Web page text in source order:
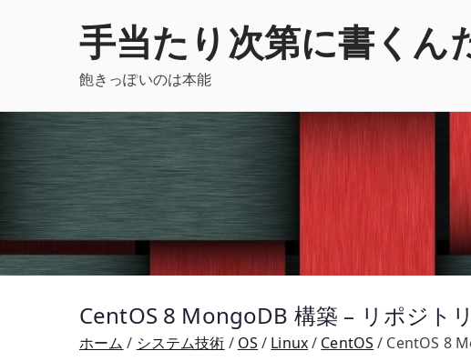
手当たり次第に書くん
飽きっぽいのは本能
CentOS 8 MongoDB 構築 – リポジト
ホーム システム技術 OS Linux CentOS CentOS 8